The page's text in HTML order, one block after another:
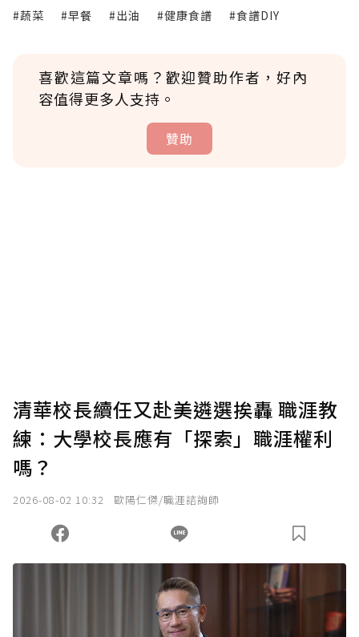
#蔬菜 #早餐 #出油 #健康食譜 #食譜DIY
喜歡這篇文章嗎？歡迎贊助作者，好內
容值得更多人支持。
贊助
確認送出
您當前剩餘 U 利點數：0點；前往 購買點數
清華校長續任又赴美遴選挨轟 職涯教
練：大學校長應有「探索」職涯權利
嗎？
2026-08-02 10:32 歐陽仁傑/職涯諮詢師